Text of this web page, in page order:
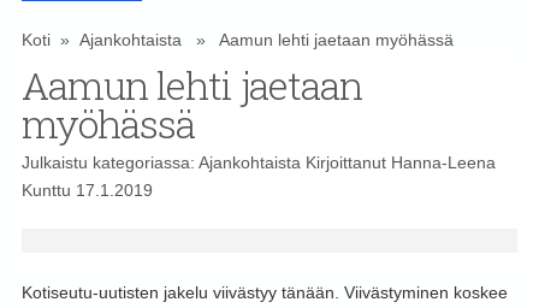
Koti» Ajankohtaista» Aamun lehti jaetaan myöhässä
Aamun lehti jaetaan
myöhässä
Julkaistu kategoriassa: AjankohtaistaKirjoittanut Hanna-Leena
Kunttu 17.1.2019
Kotiseutu-uutisten jakelu viivästyy tänään. Viivästyminen koskee